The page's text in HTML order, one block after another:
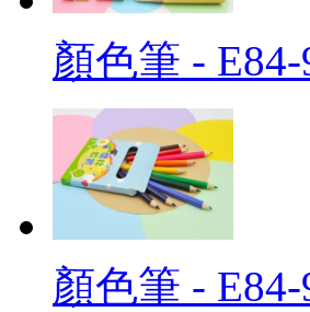
顏色筆 - E84-
顏色筆 - E84-